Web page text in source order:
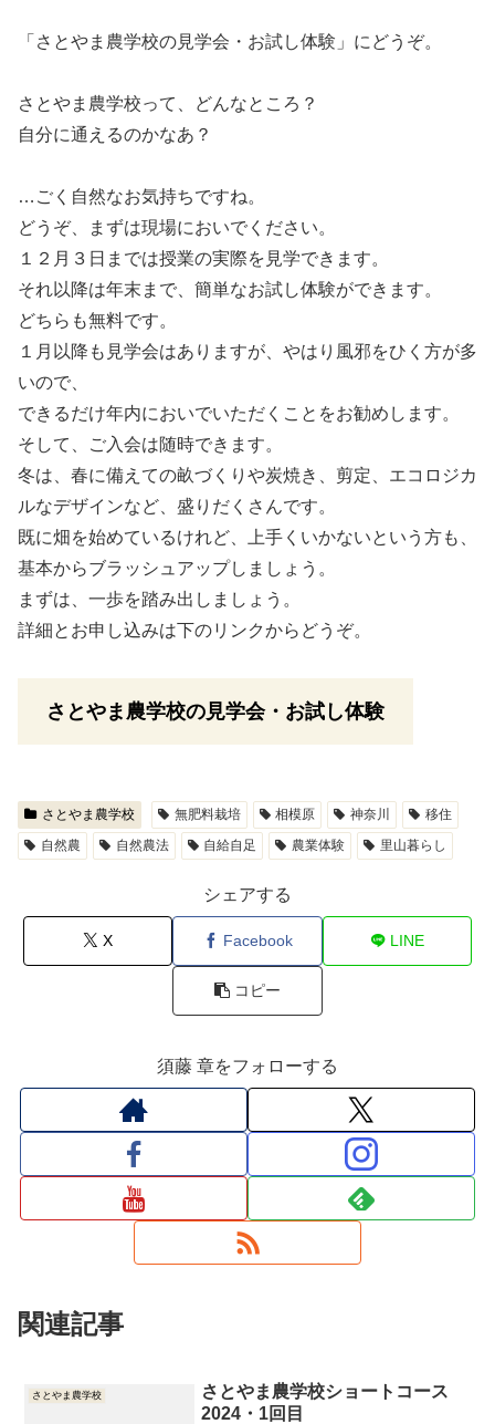
「さとやま農学校の見学会・お試し体験」にどうぞ。
さとやま農学校って、どんなところ？
自分に通えるのかなあ？
…ごく自然なお気持ちですね。
どうぞ、まずは現場においでください。
１２月３日までは授業の実際を見学できます。
それ以降は年末まで、簡単なお試し体験ができます。
どちらも無料です。
１月以降も見学会はありますが、やはり風邪をひく方が多
いので、
できるだけ年内においでいただくことをお勧めします。
そして、ご入会は随時できます。
冬は、春に備えての畝づくりや炭焼き、剪定、エコロジカ
ルなデザインなど、盛りだくさんです。
既に畑を始めているけれど、上手くいかないという方も、
基本からブラッシュアップしましょう。
まずは、一歩を踏み出しましょう。
詳細とお申し込みは下のリンクからどうぞ。
さとやま農学校の見学会・お試し体験
さとやま農学校 無肥料栽培 相模原 神奈川
移住
自然農
自然農法 自給自足 農業体験 里山暮らし
シェアする
X Facebook LINE
コピー
須藤 章をフォローする
関連記事
さとやま農学校
さとやま農学校ショートコース
2024・1回目